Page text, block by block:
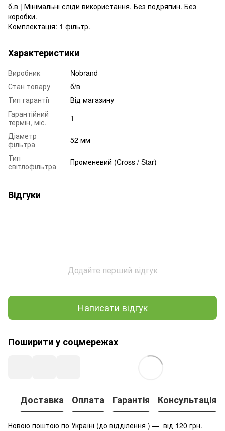
б.в | Мінімальні сліди використання. Без подряпин. Без
коробки.
Комплектація: 1 фільтр.
Характеристики
Виробник
Nobrand
Стан товару
б/в
Тип гарантії
Від магазину
Гарантійний
термін, міс.
1
Діаметр
фільтра
52 мм
Тип
світлофільтра
Променевий (Cross / Star)
Відгуки
Додайте перший відгук
Написати відгук
Поширити у соцмережах
Доставка Оплата Гарантія Консультація
Новою поштою по Україні (до відділення ) — від 120 грн.